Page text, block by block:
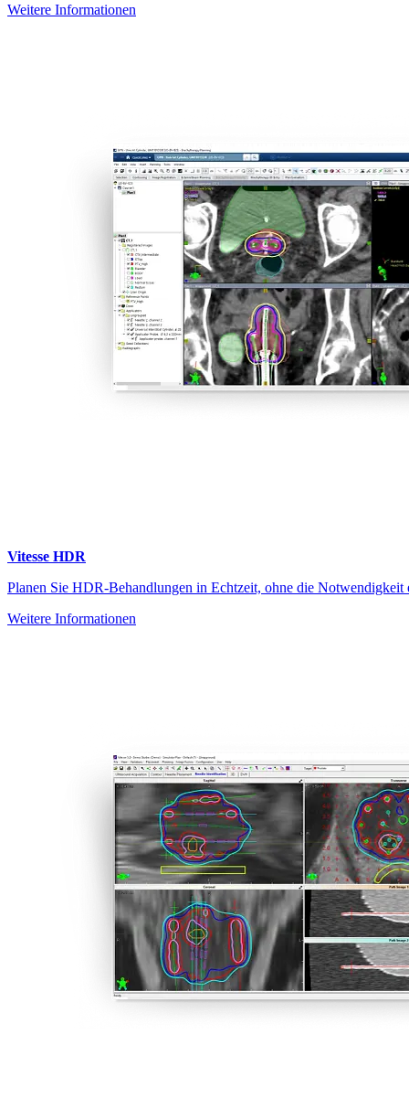
Weitere Informationen
Vitesse HDR
Planen Sie HDR-Behandlungen in Echtzeit, ohne die
Weitere Informationen